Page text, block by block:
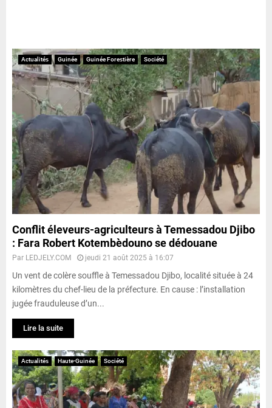
Actualités Guinée Guinée Forestière Société
Conflit éleveurs-agriculteurs à Temessadou Djibo
: Fara Robert Kotembèdouno se dédouane
Par LEDJELY.COM jeudi 21 août 2025 à 16:07
Un vent de colère souffle à Temessadou Djibo, localité située à 24
kilomètres du chef-lieu de la préfecture. En cause : l’installation
jugée frauduleuse d’un...
Lire la suite
Actualités Haute-Guinée Société